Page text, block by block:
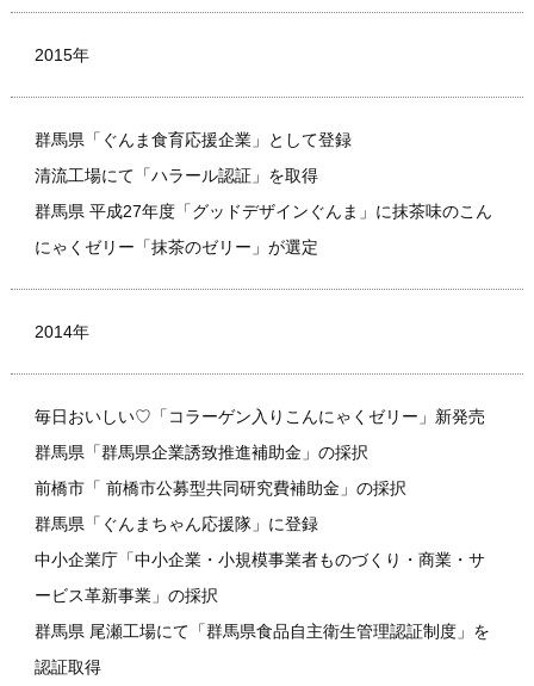
2015年
群馬県「ぐんま食育応援企業」として登録
清流工場にて「ハラール認証」を取得
群馬県 平成27年度「グッドデザインぐんま」に抹茶味のこん
にゃくゼリー「抹茶のゼリー」が選定
2014年
毎日おいしい♡「コラーゲン入りこんにゃくゼリー」新発売
群馬県「群馬県企業誘致推進補助金」の採択
前橋市「 前橋市公募型共同研究費補助金」の採択
群馬県「ぐんまちゃん応援隊」に登録
中小企業庁「中小企業・小規模事業者ものづくり・商業・サ
ービス革新事業」の採択
群馬県 尾瀬工場にて「群馬県食品自主衛生管理認証制度」を
認証取得